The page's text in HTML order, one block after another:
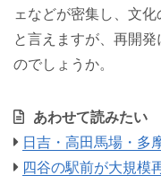
ェなどが密集し、文
と言えますが、再開
のでしょうか。
あわせて読みたい
日吉・高田馬場・多
四谷の駅前が大規模